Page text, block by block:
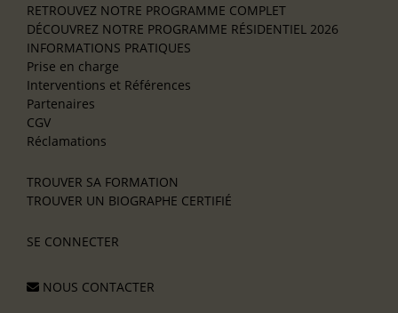
RETROUVEZ NOTRE PROGRAMME COMPLET
DÉCOUVREZ NOTRE PROGRAMME RÉSIDENTIEL 2026
INFORMATIONS PRATIQUES
Prise en charge
Interventions et Références
Partenaires
CGV
Réclamations
TROUVER SA FORMATION
TROUVER UN BIOGRAPHE CERTIFIÉ
SE CONNECTER
NOUS CONTACTER